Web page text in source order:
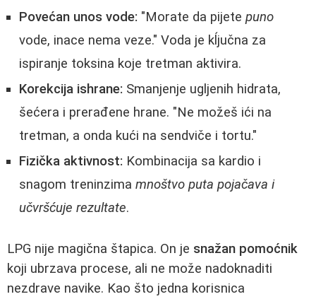
Povećan unos vode: "Morate da pijete puno
vode, inace nema veze." Voda je kĺjučna za
ispiranje toksina koje tretman aktivira.
Korekcija ishrane: Smanjenje ugljenih hidrata,
šećera i prerađene hrane. "Ne možeš ići na
tretman, a onda kući na sendviče i tortu."
Fizička aktivnost: Kombinacija sa kardio i
snagom treninzima mnoštvo puta pojačava i
učvršćuje rezultate.
LPG nije magična štapica. On je snažan pomoćnik
koji ubrzava procese, ali ne može nadoknaditi
nezdrave navike. Kao što jedna korisnica